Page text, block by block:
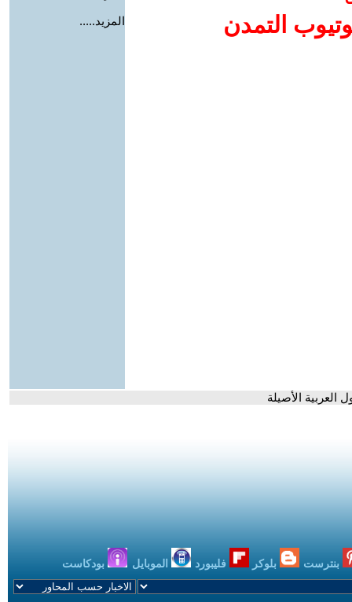
التمدن
المزيد.....
الأصيلة
بنترست بلوكر فليبورد الموبايل بودكاست